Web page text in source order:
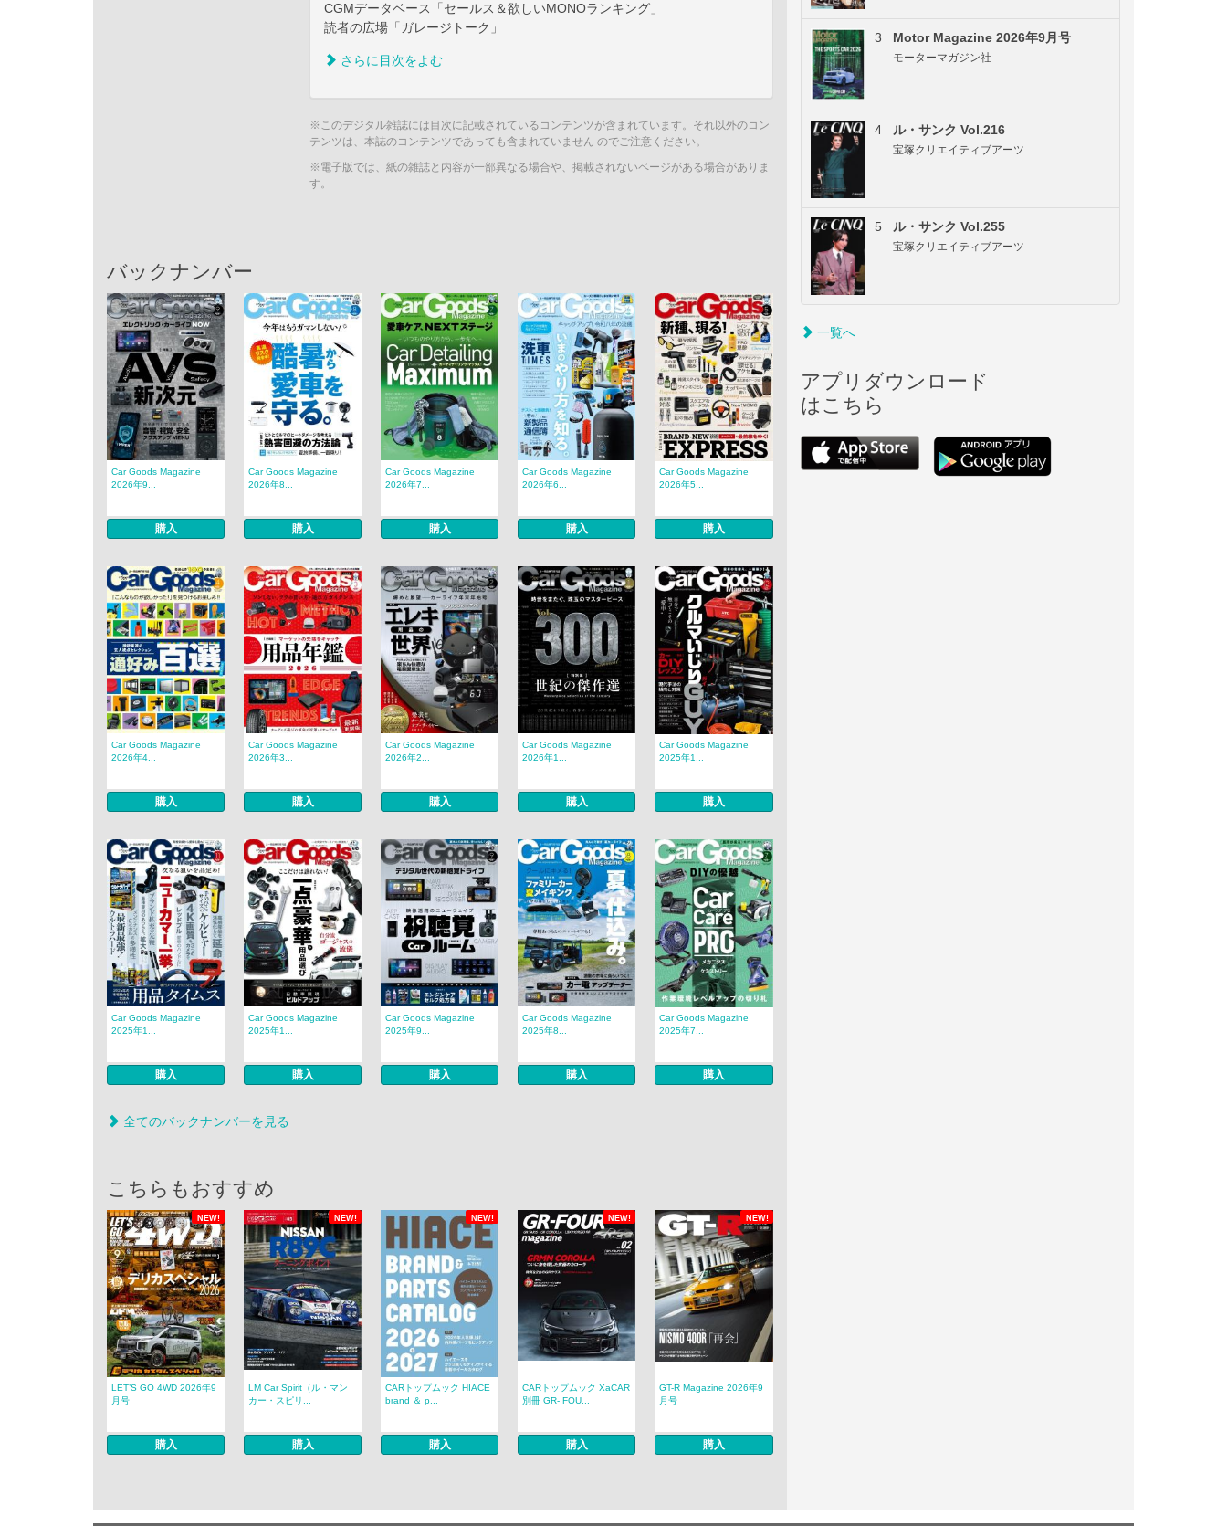
CGMデータベース「セールス＆欲しいMONOランキング」
読者の広場「ガレージトーク」
さらに目次をよむ
※このデジタル雑誌には目次に記載されているコンテンツが含まれています。それ以外のコン
テンツは、本誌のコンテンツであっても含まれていません のでご注意ください。
※電子版では、紙の雑誌と内容が一部異なる場合や、掲載されないページがある場合がありま
す。
バックナンバー
Car Goods Magazine
2026年9...
購入
Car Goods Magazine
2026年8...
購入
Car Goods Magazine
2026年7...
購入
Car Goods Magazine
2026年6...
購入
Car Goods Magazine
2026年5...
購入
Car Goods Magazine
2026年4...
購入
Car Goods Magazine
2026年3...
購入
Car Goods Magazine
2026年2...
購入
Car Goods Magazine
2026年1...
購入
Car Goods Magazine
2025年1...
購入
Car Goods Magazine
2025年1...
購入
Car Goods Magazine
2025年1...
購入
Car Goods Magazine
2025年9...
購入
Car Goods Magazine
2025年8...
購入
Car Goods Magazine
2025年7...
購入
全てのバックナンバーを見る
こちらもおすすめ
NEW! NEW! NEW! NEW! NEW!
LET’S GO 4WD 2026年9
月号
購入
LM Car Spirit（ル・マン
カー・スピリ...
購入
CARトップムック HIACE
brand ＆ p...
購入
CARトップムック XaCAR
別冊 GR- FOU...
購入
GT-R Magazine 2026年9
月号
購入
3 Motor Magazine 2026年9月号
モーターマガジン社
4 ル・サンク Vol.216
宝塚クリエイティブアーツ
5 ル・サンク Vol.255
宝塚クリエイティブアーツ
一覧へ
アプリダウンロード
はこちら